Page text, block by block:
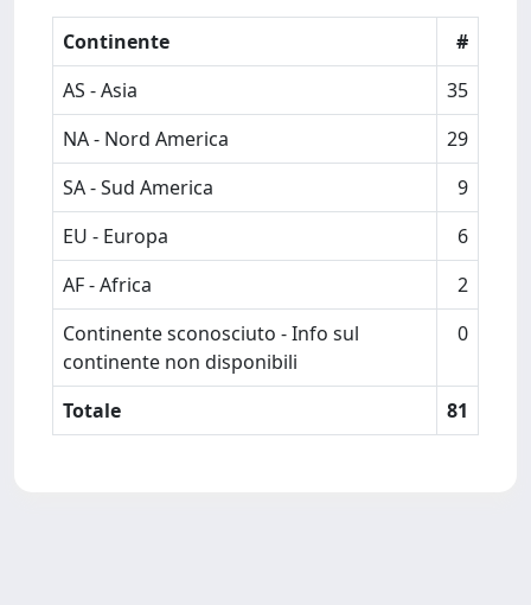
Continente
#
AS - Asia
35
NA - Nord America
29
SA - Sud America
9
EU - Europa
6
AF - Africa
2
Continente sconosciuto - Info sul
continente non disponibili
0
Totale 81